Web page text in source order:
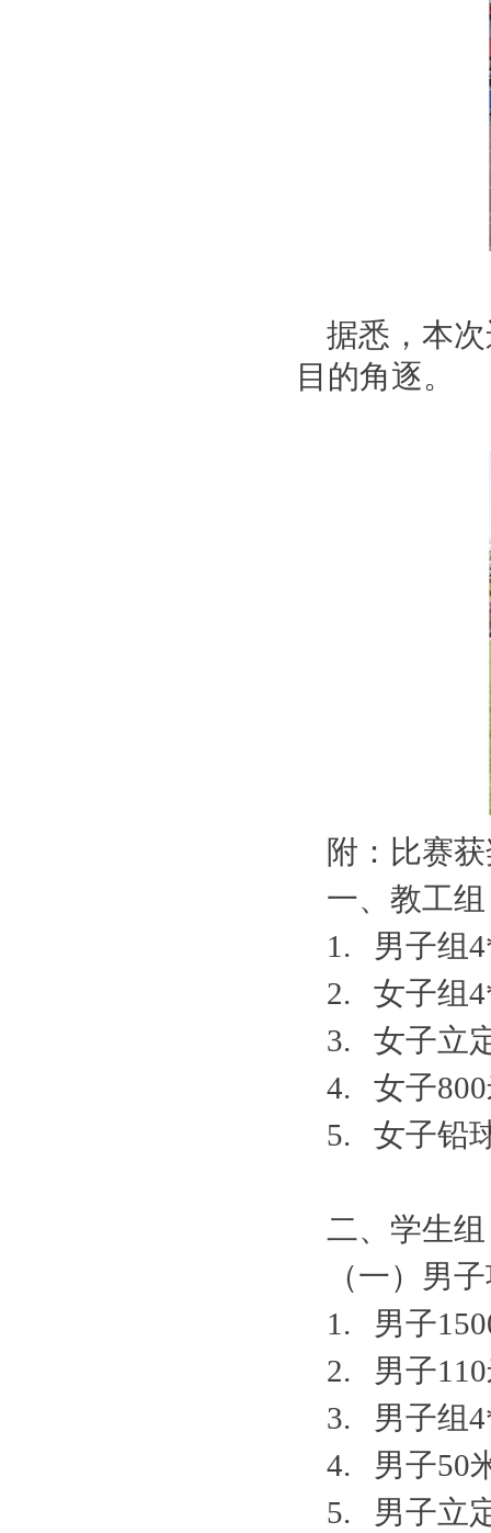
据悉，本
目的角逐。
附：比赛
一、教工
1. 男子组
2. 女子组
3. 女子立
4. 女子800
5. 女子铅
二、学生
（一）男
1. 男子
2. 男子
3. 男子组
4. 男子50
5. 男子立